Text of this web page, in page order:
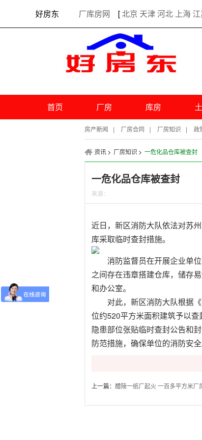
好房东 厂库房网 [北京 天津河北 上海
出租厂房 • 需求发布 •个人信息管理
首页 厂房 库房
房产新闻 | 厂房合同 | 厂房知识 | 政
资讯 > 厂房知识 > 一危化品仓库被查封
一危化品仓库被查封
来源：
近日，新区消防大队依法对苏
库采取临时查封措施。
消防监督员在开展企业单位
之间存在违章搭建仓库，储存
和办公室。
对此，新区消防大队根据《
位约520平方米面积建筑予以
隐患部位张贴临时查封公告和
防范措施，确保单位的消防安全
上一篇： 醴陵一纸厂起火 一百多平方米厂